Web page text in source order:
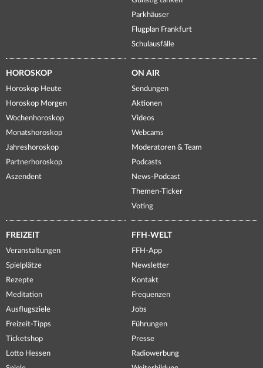
Parkhäuser
Flugplan Frankfurt
Schulausfälle
HOROSKOP
Horoskop Heute
Horoskop Morgen
Wochenhoroskop
Monatshoroskop
Jahreshoroskop
Partnerhoroskop
Aszendent
ON AIR
Sendungen
Aktionen
Videos
Webcams
Moderatoren & Team
Podcasts
News-Podcast
Themen-Ticker
Voting
FREIZEIT
Veranstaltungen
Spielplätze
Rezepte
Meditation
Ausflugsziele
Freizeit-Tipps
Ticketshop
Lotto Hessen
FFH-WELT
FFH-App
Newsletter
Kontakt
Frequenzen
Jobs
Führungen
Presse
Radiowerbung